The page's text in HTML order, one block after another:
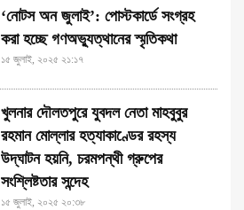
‘নোটস অন জুলাই’: পোস্টকার্ডে সংগ্রহ
করা হচ্ছে গণঅভ্যুত্থানের স্মৃতিকথা
১৫ জুলাই, ২০২৫ ২১:১৭
খুলনার দৌলতপুরে যুবদল নেতা মাহবুবুর
রহমান মোল্লার হত্যাকাণ্ডের রহস্য
উদ্‌ঘাটন হয়নি, চরমপন্থী গ্রুপের
সংশ্লিষ্টতার সন্দেহ
১৫ জুলাই, ২০২৫ ২০:৩৮